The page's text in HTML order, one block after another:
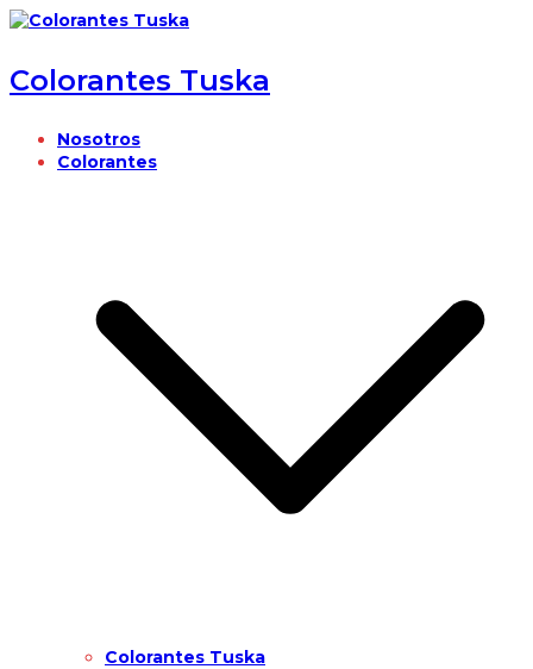
Saltar
contenido
Colorantes Tuska
Nosotros
Colorantes
Colorantes Tuska